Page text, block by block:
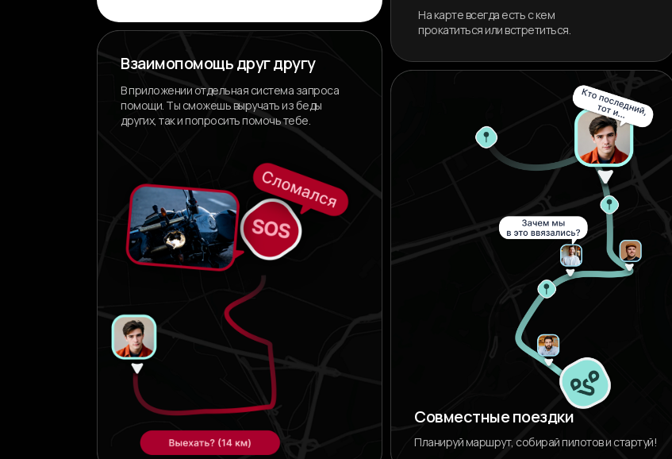
Взаимопомощь друг другу
В приложении отдельная система запроса
помощи. Ты сможешь выручать из беды
других, так и попросить помочь тебе.
Планируй маршрут, собирай пилотов и стартуй!
Совместные поездки
На карте всегда есть с кем
прокатиться или встретиться.